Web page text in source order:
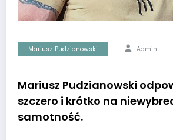
Mariusz Pudzianowski Admin
Mariusz Pudzianowski
szczero i krótko na
samotność.